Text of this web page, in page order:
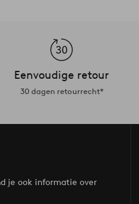
Eenvoudige retour
30 dagen retourrecht*
je ook informatie over